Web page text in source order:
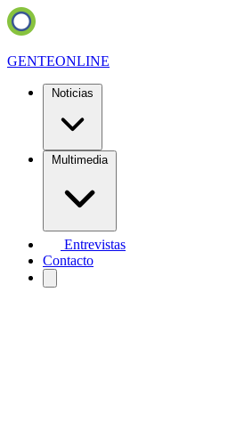
GENTEONLINE
Noticias
Multimedia
Entrevistas
Contacto